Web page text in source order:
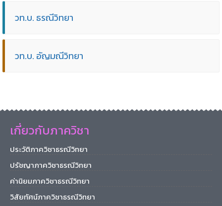
วท.บ. ธรณีวิทยา
วท.บ. อัญมณีวิทยา
เกี่ยวกับภาควิชา
ประวัติภาควิชาธรณีวิทยา
ปรัชญาภาควิชาธรณีวิทยา
ค่านิยมภาควิชาธรณีวิทยา
วิสัยทัศน์ภาควิชาธรณีวิทยา